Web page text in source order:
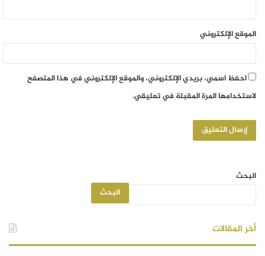
الموقع الإلكتروني
احفظ اسمي، بريدي الإلكتروني، والموقع الإلكتروني في هذا المتصفح
لاستخدامها المرة المقبلة في تعليقي.
البحث
البحث
أخر المقالات